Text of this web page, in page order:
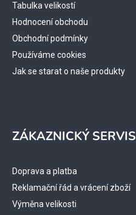
Tabulka velikostí
Hodnocení obchodu
Obchodní podmínky
Používáme cookies
Jak se starat o naše produkty
ZÁKAZNICKÝ SERVIS
Doprava a platba
Reklamační řád a vrácení zboží
Výměna velikosti